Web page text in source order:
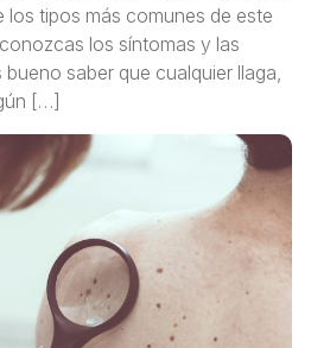
los tipos más comunes de este
los síntomas y las
saber que cualquier llaga,
[…]